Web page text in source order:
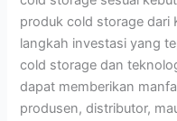
produk cold storage dari
langkah investasi yang
cold storage dan
dapat memberikan
produsen, distributor,